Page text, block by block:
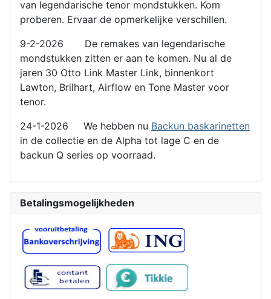
van legendarische tenor mondstukken. Kom
proberen. Ervaar de opmerkelijke verschillen.
9-2-2026 De remakes van legendarische
mondstukken zitten er aan te komen. Nu al de
jaren 30 Otto Link Master Link, binnenkort
Lawton, Brilhart, Airflow en Tone Master voor
tenor.
24-1-2026 We hebben nu Backun baskarinetten
in de collectie en de Alpha tot lage C en de
backun Q series op voorraad.
Betalingsmogelijkheden